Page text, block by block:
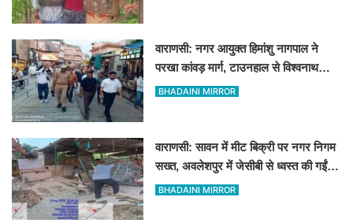
वाराणसी: नगर आयुक्त हिमांशु नागपाल ने
परखा कांवड़ मार्ग, टाउनहाल से विश्वनाथ
मंदिर तक किया पैदल और गोल्फ कार्ट से
BHADAINI MIRROR
वाराणसी: सावन में मीट बिक्री पर नगर निगम
सख्त, अवलेशपुर में जेसीबी से ध्वस्त की गईं
12 दुकानें
BHADAINI MIRROR